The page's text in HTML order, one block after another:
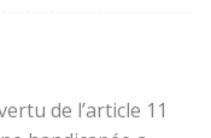
de l’article 11